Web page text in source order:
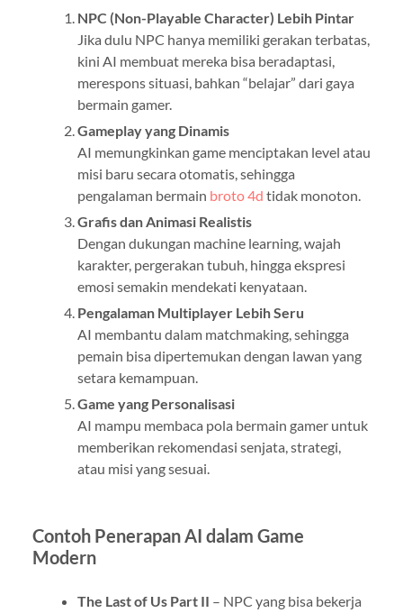
NPC (Non-Playable Character) Lebih Pintar
Jika dulu NPC hanya memiliki gerakan terbatas,
kini AI membuat mereka bisa beradaptasi,
merespons situasi, bahkan “belajar” dari gaya
bermain gamer.
Gameplay yang Dinamis
AI memungkinkan game menciptakan level atau
misi baru secara otomatis, sehingga
pengalaman bermain broto 4d tidak monoton.
Grafis dan Animasi Realistis
Dengan dukungan machine learning, wajah
karakter, pergerakan tubuh, hingga ekspresi
emosi semakin mendekati kenyataan.
Pengalaman Multiplayer Lebih Seru
AI membantu dalam matchmaking, sehingga
pemain bisa dipertemukan dengan lawan yang
setara kemampuan.
Game yang Personalisasi
AI mampu membaca pola bermain gamer untuk
memberikan rekomendasi senjata, strategi,
atau misi yang sesuai.
Contoh Penerapan AI dalam Game
Modern
The Last of Us Part II – NPC yang bisa bekerja